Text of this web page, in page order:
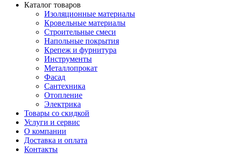
Каталог товаров
Изоляционные материалы
Кровельные материалы
Строительные смеси
Напольные покрытия
Крепеж и фурнитура
Инструменты
Металлопрокат
Фасад
Сантехника
Отопление
Электрика
Товары со скидкой
Услуги и сервис
О компании
Доставка и оплата
Контакты